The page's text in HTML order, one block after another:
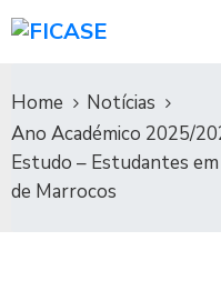
Home
Notícias
Ano Académico 2025/
Estudo – Estudantes
de Marrocos